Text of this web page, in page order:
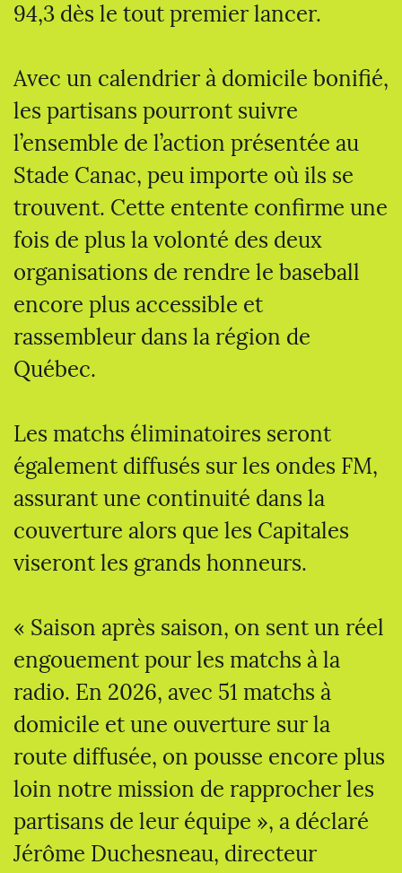
94,3 dès le tout premier lancer.
Avec un calendrier à domicile bonifié,
les partisans pourront suivre
l’ensemble de l’action présentée au
Stade Canac, peu importe où ils se
trouvent. Cette entente confirme une
fois de plus la volonté des deux
organisations de rendre le baseball
encore plus accessible et
rassembleur dans la région de
Québec.
Les matchs éliminatoires seront
également diffusés sur les ondes FM,
assurant une continuité dans la
couverture alors que les Capitales
viseront les grands honneurs.
« Saison après saison, on sent un réel
engouement pour les matchs à la
radio. En 2026, avec 51 matchs à
domicile et une ouverture sur la
route diffusée, on pousse encore plus
loin notre mission de rapprocher les
partisans de leur équipe », a déclaré
Jérôme Duchesneau, directeur